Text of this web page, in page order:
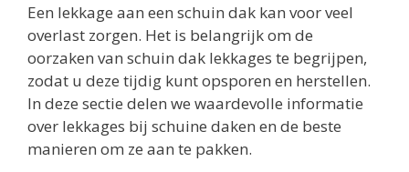
Een lekkage aan een schuin dak kan voor veel
overlast zorgen. Het is belangrijk om de
oorzaken van schuin dak lekkages te begrijpen,
zodat u deze tijdig kunt opsporen en herstellen.
In deze sectie delen we waardevolle informatie
over lekkages bij schuine daken en de beste
manieren om ze aan te pakken.